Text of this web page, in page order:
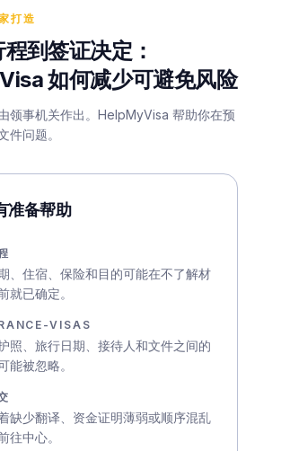
打造
到签证决定：
如何减少可避免风险
领事机关作出。HelpMyVisa 帮助你在预
件问题。
准备帮助
、住宿、保险和目的可能在不了解材
就已确定。
VISAS
照、旅行日期、接待人和文件之间的
能被忽略。
缺少翻译、资金证明薄弱或顺序混乱
往中心。